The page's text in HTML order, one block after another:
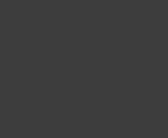
页面追踪其
赛季和天梯
个赛季中顶
天梯榜的更
以及团队 2
至可以查看